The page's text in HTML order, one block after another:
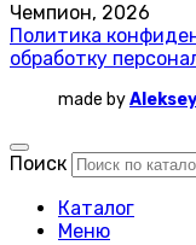
Чемпион, 2026
Политика
обработку
made by
Поиск
Каталог
Меню